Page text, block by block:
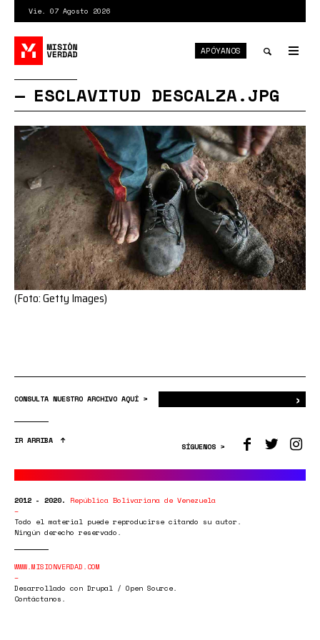
contenido
principal
Vie. 07 Agosto 2026
search
APÓYANOS
ESCLAVITUD DESCALZA.JPG
(Foto: Getty Images)
CONSULTA NUESTRO ARCHIVO AQUÍ > ›
IR ARRIBA
SÍGUENOS >
2012 - 2020. República Bolivariana de Venezuela
Todo el material puede reproducirse citando su autor.
Ningún derecho reservado.
WWW.MISIONVERDAD.COM
Desarrollado con Drupal / Open Source.
Contáctanos.